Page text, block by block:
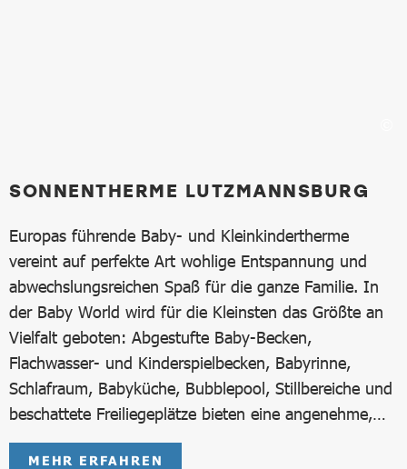
SONNENTHERME LUTZMANNSBURG
Europas führende Baby- und Kleinkindertherme
vereint auf perfekte Art wohlige Entspannung und
abwechslungsreichen Spaß für die ganze Familie. In
der Baby World wird für die Kleinsten das Größte an
Vielfalt geboten: Abgestufte Baby-Becken,
Flachwasser- und Kinderspielbecken, Babyrinne,
Schlafraum, Babyküche, Bubblepool, Stillbereiche und
beschattete Freiliegeplätze bieten eine angenehme,…
MEHR ERFAHREN